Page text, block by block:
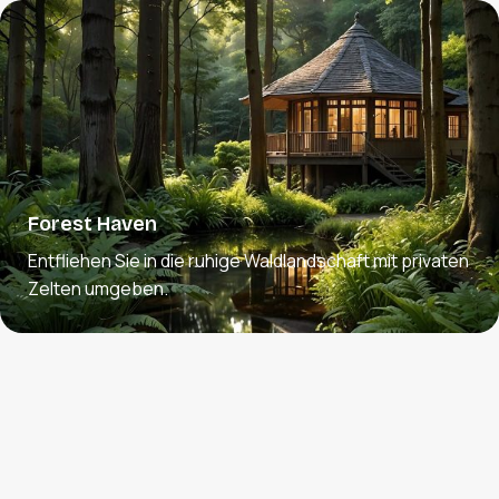
Forest Haven
Entfliehen Sie in die ruhige Waldlandschaft mit privaten
Zelten umgeben.